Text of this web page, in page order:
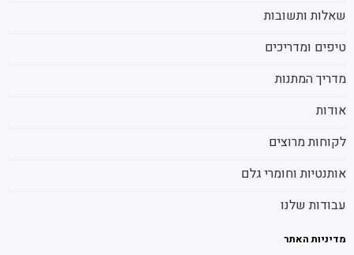
שאלות ותשובות
טיפים ומדריכים
מדריך המתנות
אודות
לקוחות מרוצים
אותנטיות וחומרי גלם
עבודות שלנו
מדיניות האתר